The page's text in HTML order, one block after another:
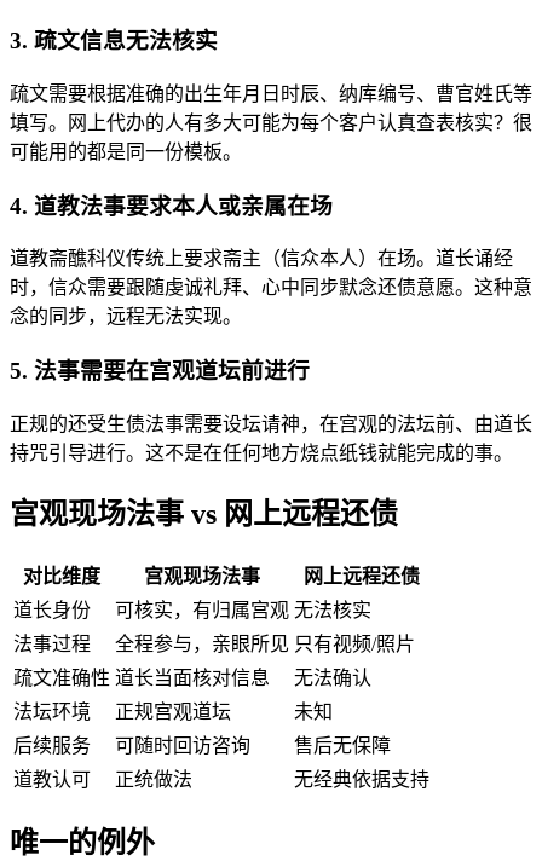
3. 疏文信息无法核实
疏文需要根据准确的出生年月日时辰、纳库编号、曹官姓氏等
填写。网上代办的人有多大可能为每个客户认真查表核实？很
可能用的都是同一份模板。
4. 道教法事要求本人或亲属在场
道教斋醮科仪传统上要求斋主（信众本人）在场。道长诵经
时，信众需要跟随虔诚礼拜、心中同步默念还债意愿。这种意
念的同步，远程无法实现。
5. 法事需要在宫观道坛前进行
正规的还受生债法事需要设坛请神，在宫观的法坛前、由道长
持咒引导进行。这不是在任何地方烧点纸钱就能完成的事。
宫观现场法事 vs 网上远程还债
对比维度 宫观现场法事
网上远程还债
道长身份
可核实，有归属宫观 无法核实
法事过程
全程参与，亲眼所见 只有视频/照片
疏文准确性 道长当面核对信息
无法确认
法坛环境
正规宫观道坛
未知
后续服务
可随时回访咨询
售后无保障
道教认可
正统做法 无经典依据支持
唯一的例外